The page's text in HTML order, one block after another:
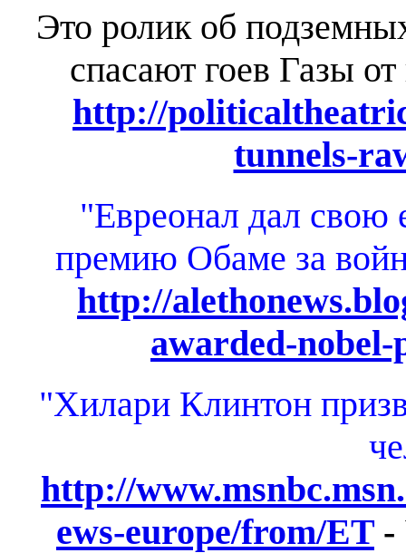
Это ролик об
спасают гоев Газы
http://
tunnels-
"Евреонал дал
премию Обаме за
http://
awarded-
"Хилари Клинтон
http://
ews-europe/from/ET -